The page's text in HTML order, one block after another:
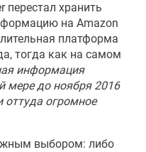
перестал хранить
на Amazon
платформа
тогда как на самом
информация
мере до ноября 2016
оттуда огромное
выбором: либо